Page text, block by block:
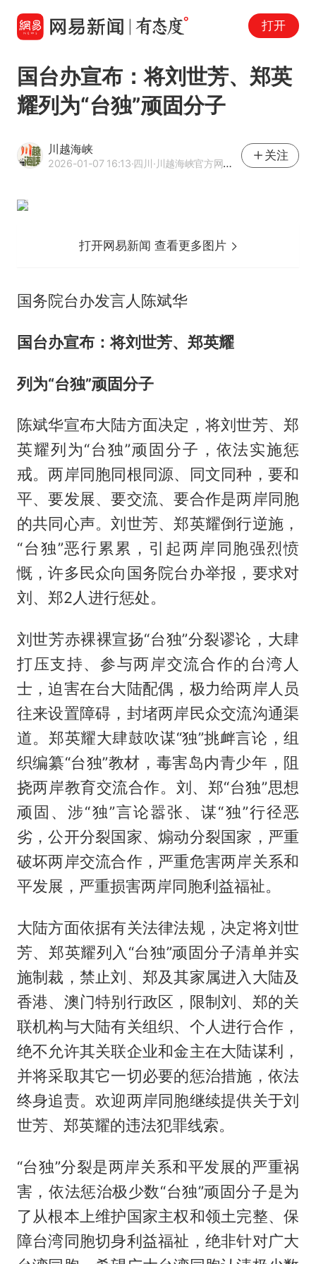
打开
国台办宣布：将刘世芳、郑英
耀列为“台独”顽固分子
川越海峡
2026-01-07 16:13·四川·川越海峡官方网易号
关注
打开网易新闻 查看更多图片
国务院台办发言人陈斌华
国台办宣布：将刘世芳、郑英耀
列为“台独”顽固分子
陈斌华宣布大陆方面决定，将刘世芳、郑
英耀列为“台独”顽固分子，依法实施惩
戒。两岸同胞同根同源、同文同种，要和
平、要发展、要交流、要合作是两岸同胞
的共同心声。刘世芳、郑英耀倒行逆施，
“台独”恶行累累，引起两岸同胞强烈愤
慨，许多民众向国务院台办举报，要求对
刘、郑2人进行惩处。
刘世芳赤裸裸宣扬“台独”分裂谬论，大肆
打压支持、参与两岸交流合作的台湾人
士，迫害在台大陆配偶，极力给两岸人员
往来设置障碍，封堵两岸民众交流沟通渠
道。郑英耀大肆鼓吹谋“独”挑衅言论，组
织编纂“台独”教材，毒害岛内青少年，阻
挠两岸教育交流合作。刘、郑“台独”思想
顽固、涉“独”言论嚣张、谋“独”行径恶
劣，公开分裂国家、煽动分裂国家，严重
破坏两岸交流合作，严重危害两岸关系和
平发展，严重损害两岸同胞利益福祉。
大陆方面依据有关法律法规，决定将刘世
芳、郑英耀列入“台独”顽固分子清单并实
施制裁，禁止刘、郑及其家属进入大陆及
香港、澳门特别行政区，限制刘、郑的关
联机构与大陆有关组织、个人进行合作，
绝不允许其关联企业和金主在大陆谋利，
并将采取其它一切必要的惩治措施，依法
终身追责。欢迎两岸同胞继续提供关于刘
世芳、郑英耀的违法犯罪线索。
“台独”分裂是两岸关系和平发展的严重祸
害，依法惩治极少数“台独”顽固分子是为
了从根本上维护国家主权和领土完整、保
障台湾同胞切身利益福祉，绝非针对广大